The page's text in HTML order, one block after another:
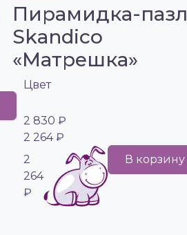
Пирамидка-пазл
Skandico
«Матрешка»
Цвет
2 830 ₽
2 264 ₽
2
264
₽
В корзину